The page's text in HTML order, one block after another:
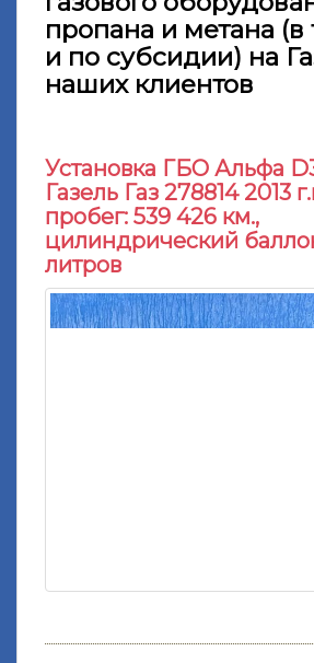
пропана и метана (в
и по субсидии) на
наших клиентов
Установка ГБО Альфа
Газель Газ 278814 2013
пробег: 539 426 км.,
цилиндрический
литров